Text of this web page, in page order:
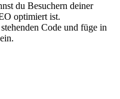
du Besuchern deiner
optimiert ist.
Code und füge in